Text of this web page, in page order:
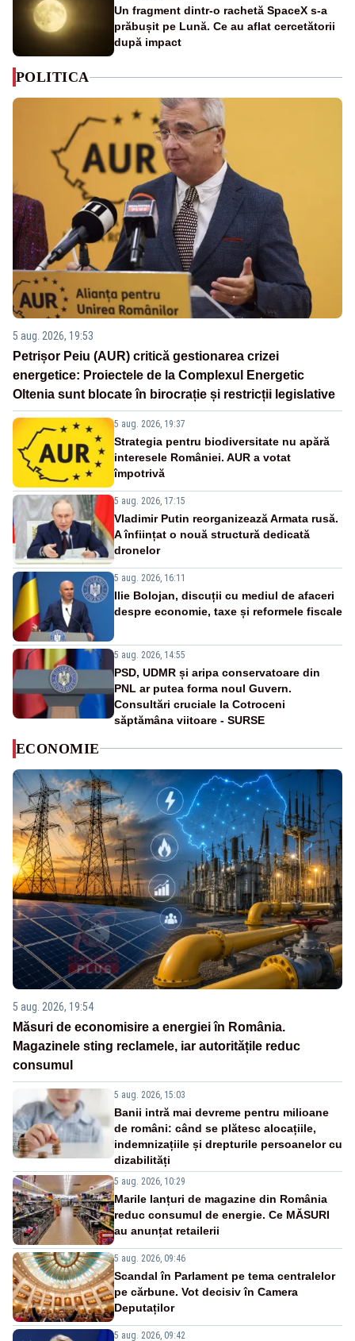
Un fragment dintr-o rachetă SpaceX s-a
prăbușit pe Lună. Ce au aflat cercetătorii
după impact
POLITICA
5 aug. 2026, 19:53
Petrișor Peiu (AUR) critică gestionarea crizei
energetice: Proiectele de la Complexul Energetic
Oltenia sunt blocate în birocrație și restricții legislative
5 aug. 2026, 19:37
Strategia pentru biodiversitate nu apără
interesele României. AUR a votat
împotrivă
5 aug. 2026, 17:15
Vladimir Putin reorganizează Armata rusă.
A înființat o nouă structură dedicată
dronelor
5 aug. 2026, 16:11
Ilie Bolojan, discuții cu mediul de afaceri
despre economie, taxe și reformele fiscale
5 aug. 2026, 14:55
PSD, UDMR și aripa conservatoare din
PNL ar putea forma noul Guvern.
Consultări cruciale la Cotroceni
săptămâna viitoare - SURSE
ECONOMIE
5 aug. 2026, 19:54
Măsuri de economisire a energiei în România.
Magazinele sting reclamele, iar autoritățile reduc
consumul
5 aug. 2026, 15:03
Banii intră mai devreme pentru milioane
de români: când se plătesc alocațiile,
indemnizațiile și drepturile persoanelor cu
dizabilități
5 aug. 2026, 10:29
Marile lanțuri de magazine din România
reduc consumul de energie. Ce MĂSURI
au anunțat retailerii
5 aug. 2026, 09:46
Scandal în Parlament pe tema centralelor
pe cărbune. Vot decisiv în Camera
Deputaților
5 aug. 2026, 09:42